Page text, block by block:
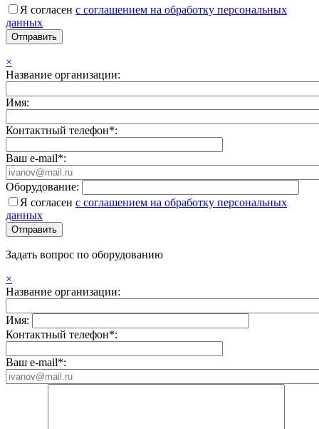
Я согласен с соглашением на обработку персональных
данных
×
Название организации:
Имя:
Контактный телефон*:
Ваш e-mail*:
Оборудование:
Я согласен с соглашением на обработку персональных
данных
Задать вопрос по оборудованию
×
Название организации:
Имя:
Контактный телефон*:
Ваш e-mail*: